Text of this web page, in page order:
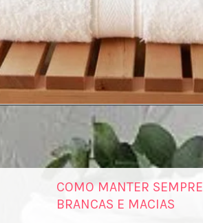
COMO MANTER SEMPRE
BRANCAS E MACIAS